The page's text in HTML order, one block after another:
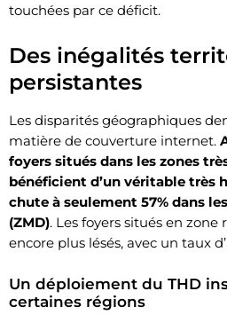
touchées par ce déficit.
Des inégalités
persistantes
Les disparités géographiques
matière de couverture internet.
foyers situés dans les zones
bénéficient d’un véritable très
chute à seulement 57% dans
(ZMD). Les foyers situés en
encore plus lésés, avec un taux
Un déploiement du THD
certaines régions